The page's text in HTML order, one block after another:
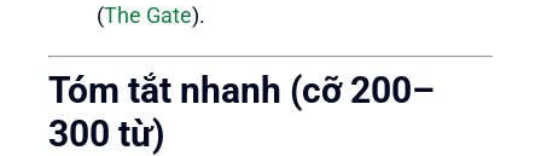
(The Gate).
Tóm tắt nhanh (cỡ 200–
300 từ)